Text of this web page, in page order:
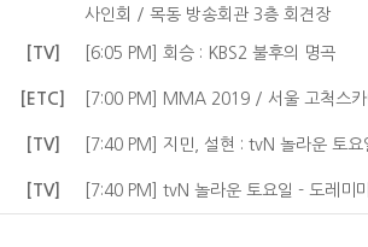
사인회 / 목동 방송회관 3층 회견장
[TV] [6:05 PM] 회승 : KBS2 불후의 명곡
[ETC] [7:00 PM] MMA 2019 / 서울 고척스
[TV] [7:40 PM] 지민, 설현 : tvN 놀라운 토요
[TV] [7:40 PM] tvN 놀라운 토요일 - 도레미